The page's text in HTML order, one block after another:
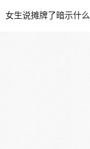
女生说摊牌了暗示什么